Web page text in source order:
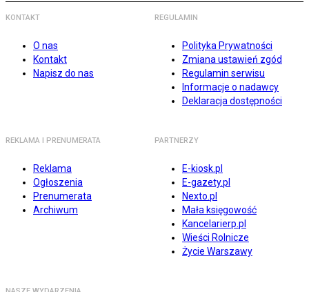
KONTAKT
O nas
Kontakt
Napisz do nas
REGULAMIN
Polityka Prywatności
Zmiana ustawień zgód
Regulamin serwisu
Informacje o nadawcy
Deklaracja dostępności
REKLAMA I PRENUMERATA
Reklama
Ogłoszenia
Prenumerata
Archiwum
PARTNERZY
E-kiosk.pl
E-gazety.pl
Nexto.pl
Mała księgowość
Kancelarierp.pl
Wieści Rolnicze
Życie Warszawy